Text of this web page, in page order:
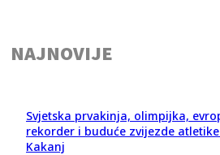
NAJNOVIJE
Svjetska prvakinja, olimpijka,
rekorder i buduće zvijezde
Kakanj